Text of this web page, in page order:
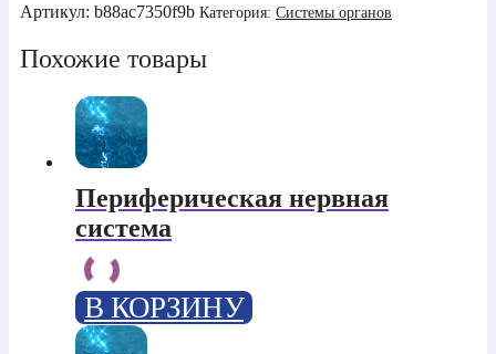
Артикул: b88ac7350f9b Категория: Системы органов
Похожие товары
Периферическая нервная
система
В КОРЗИНУ